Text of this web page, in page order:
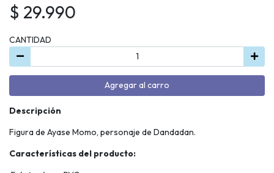
$ 29.990
CANTIDAD
Agregar al carro
Descripción
Figura de Ayase Momo, personaje de Dandadan.
Características del producto: